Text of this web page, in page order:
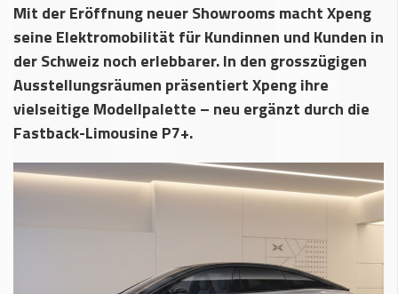
Mit der Eröffnung neuer Showrooms macht Xpeng
seine Elektromobilität für Kundinnen und Kunden in
der Schweiz noch erlebbarer. In den grosszügigen
Ausstellungsräumen präsentiert Xpeng ihre
vielseitige Modellpalette – neu ergänzt durch die
Fastback-Limousine P7+.